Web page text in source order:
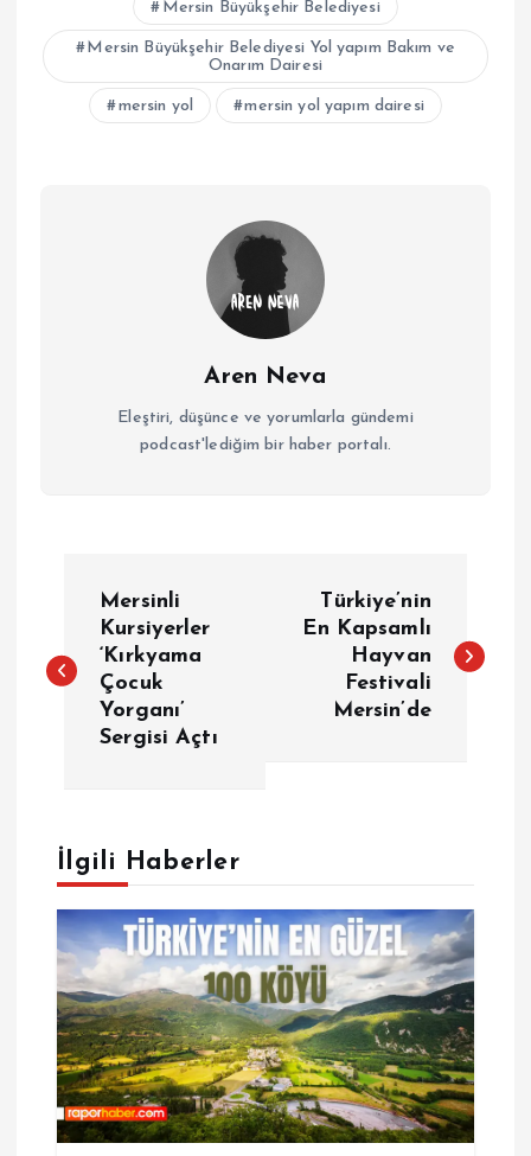
Mersin Büyükşehir Belediyesi
Mersin Büyükşehir Belediyesi Yol yapım Bakım ve
Onarım Dairesi
mersin yol mersin yol yapım dairesi
Aren Neva
Eleştiri, düşünce ve yorumlarla gündemi
podcast'lediğim bir haber portalı.
z
e
z
n
m
Mersinli
Kursiyerler
‘Kırkyama
Çocuk
Yorganı’
Sergisi Açtı
Türkiye’nin
En Kapsamlı
Hayvan
Festivali
Mersin’de
İlgili Haberler